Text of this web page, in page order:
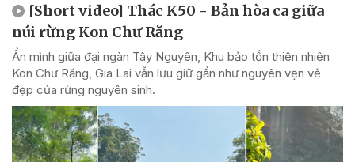
[Short video] Thác K50 - Bản hòa ca giữa
núi rừng Kon Chư Răng
Ẩn mình giữa đại ngàn Tây Nguyên, Khu bảo tồn thiên nhiên
Kon Chư Răng, Gia Lai vẫn lưu giữ gần như nguyên vẹn vẻ
đẹp của rừng nguyên sinh.